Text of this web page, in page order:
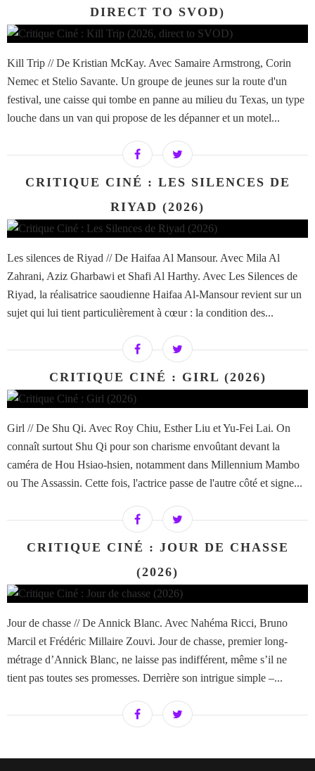
DIRECT TO SVOD)
Kill Trip // De Kristian McKay. Avec Samaire Armstrong, Corin
Nemec et Stelio Savante. Un groupe de jeunes sur la route d'un
festival, une caisse qui tombe en panne au milieu du Texas, un type
louche dans un van qui propose de les dépanner et un motel...
CRITIQUE CINÉ : LES SILENCES DE
RIYAD (2026)
Les silences de Riyad // De Haifaa Al Mansour. Avec Mila Al
Zahrani, Aziz Gharbawi et Shafi Al Harthy. Avec Les Silences de
Riyad, la réalisatrice saoudienne Haifaa Al-Mansour revient sur un
sujet qui lui tient particulièrement à cœur : la condition des...
CRITIQUE CINÉ : GIRL (2026)
Girl // De Shu Qi. Avec Roy Chiu, Esther Liu et Yu-Fei Lai. On
connaît surtout Shu Qi pour son charisme envoûtant devant la
caméra de Hou Hsiao-hsien, notamment dans Millennium Mambo
ou The Assassin. Cette fois, l'actrice passe de l'autre côté et signe...
CRITIQUE CINÉ : JOUR DE CHASSE
(2026)
Jour de chasse // De Annick Blanc. Avec Nahéma Ricci, Bruno
Marcil et Frédéric Millaire Zouvi. Jour de chasse, premier long-
métrage d’Annick Blanc, ne laisse pas indifférent, même s’il ne
tient pas toutes ses promesses. Derrière son intrigue simple –...